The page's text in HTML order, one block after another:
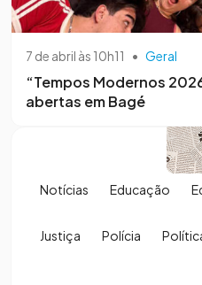
7 de abril às 10h11 • Geral
“Tempos Modernos
abertas em Bagé
Notícias Educação
Justiça Polícia